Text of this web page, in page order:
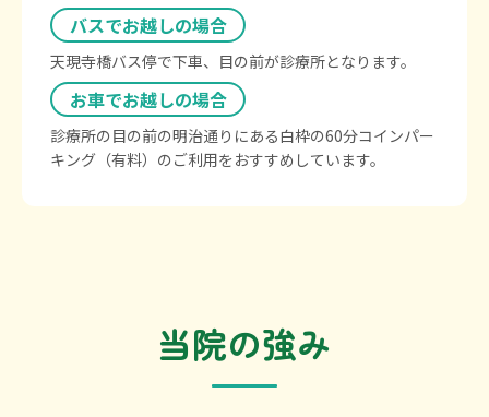
バスでお越しの場合
天現寺橋バス停で下車、目の前が診療所となります。
お車でお越しの場合
診療所の目の前の明治通りにある白枠の60分コインパー
キング（有料）のご利用をおすすめしています。
当院の強み